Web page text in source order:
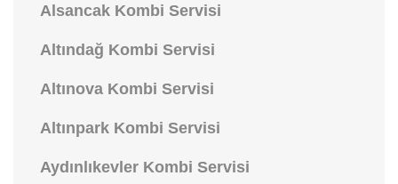
Alsancak Kombi Servisi
Altındağ Kombi Servisi
Altınova Kombi Servisi
Altınpark Kombi Servisi
Aydınlıkevler Kombi Servisi